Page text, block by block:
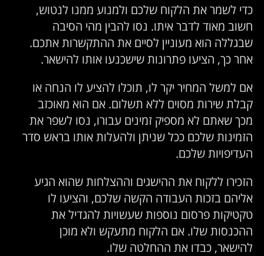
כדי לשמר את הלקוח שלכם ולמנוע ממנו לנטוש,
חשוב מאוד לדבר איתו. נסו להבין מהי הסיבה
שבגללה הוא מעוניין לסיים את ההתקשרות אתכם.
אחר כך, הציעו פתרונות שישכנעו אותו להישאר.
אם למשל המחיר יקר לו, תוכלו להציע לו הנחה או
קבלת שירות מסוים ללא תשלום. אם הוא מאוכזב
מכך שאתם לא מספיק זמינים עבורו, נסו לשפר את
הזמינות שלכם ככל שניתן ולהעלות אותו בראש סדר
העדיפויות שלכם.
הזכירו ללקוח את ההישגים וההצלחות שהוא הגיע
אליהם בזכות העבודה הקשה שלכם, והציעו לו
טקטיקות פרסום נוספות שעשויות להגדיל את
ההכנסות שלו. אם הלקוח מתעקש ולא מוכן
להישאר, כבדו את ההחלטה שלו.